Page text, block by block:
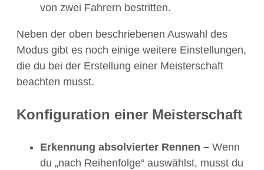
von zwei Fahrern bestritten.
Neben der oben beschriebenen Auswahl des
Modus gibt es noch einige weitere Einstellungen,
die du bei der Erstellung einer Meisterschaft
beachten musst.
Konfiguration einer Meisterschaft
Erkennung absolvierter Rennen – Wenn
du „nach Reihenfolge“ auswählst, musst du